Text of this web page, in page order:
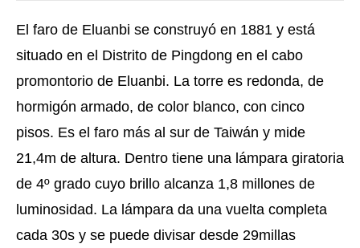
El faro de Eluanbi se construyó en 1881 y está
situado en el Distrito de Pingdong en el cabo
promontorio de Eluanbi. La torre es redonda, de
hormigón armado, de color blanco, con cinco
pisos. Es el faro más al sur de Taiwán y mide
21,4m de altura. Dentro tiene una lámpara giratoria
de 4º grado cuyo brillo alcanza 1,8 millones de
luminosidad. La lámpara da una vuelta completa
cada 30s y se puede divisar desde 29millas